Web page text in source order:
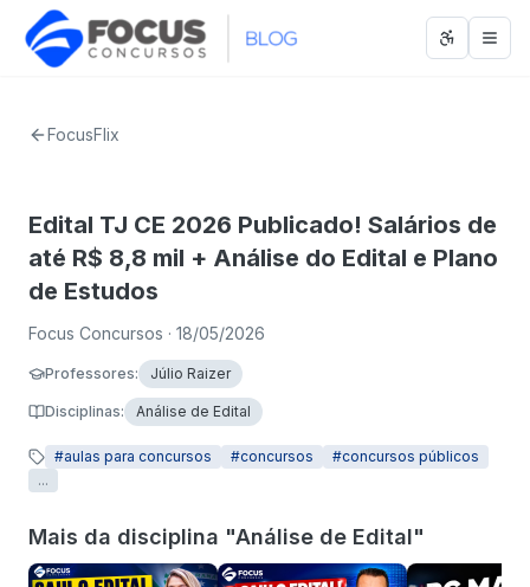
Abrir
FocusFlix
Edital TJ CE 2026 Publicado! Salários de
até R$ 8,8 mil + Análise do Edital e Plano
de Estudos
Focus Concursos · 18/05/2026
Professores: Júlio Raizer
Disciplinas: Análise de Edital
#aulas para concursos #concursos #concursos públicos
...
Mais da disciplina "Análise de Edital"